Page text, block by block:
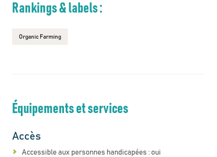
Rankings & labels :
Organic Farming
Équipements et services
Accès
Accessible aux personnes handicapées : oui